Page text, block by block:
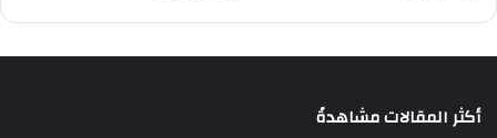
أكثر المقالات مشاهدةً